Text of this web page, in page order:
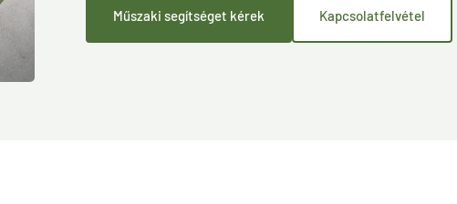
Műszaki segítséget kérek Kapcsolatfelvétel